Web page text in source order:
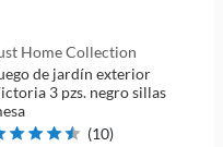
Home Collection
de jardín exterior
3 pzs. negro sillas
(10)